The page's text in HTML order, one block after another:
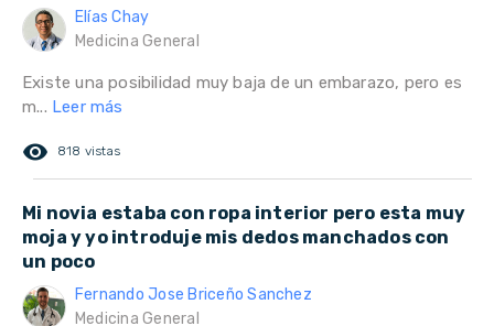
Elías Chay
Medicina General
Existe una posibilidad muy baja de un embarazo, pero es
m... Leer más
remove_red_eye 818 vistas
Mi novia estaba con ropa interior pero esta muy
moja y yo introduje mis dedos manchados con
un poco
Fernando Jose Briceño Sanchez
Medicina General